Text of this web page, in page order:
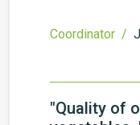
Coordinator /
"Quality of